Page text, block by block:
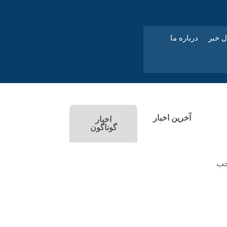
خبر درباره ما
آخرین اخبار
اخبار
گوناگون